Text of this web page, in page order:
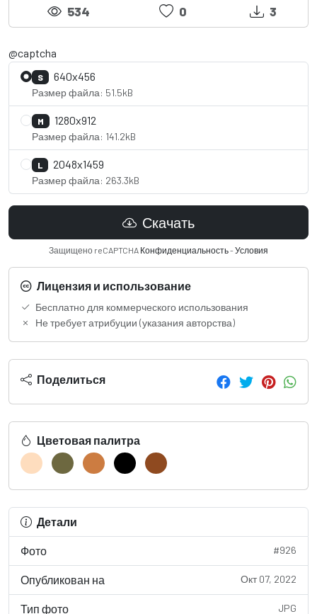
534 0 3
@captcha
S 640x456
Размер файла: 51.5kB
M 1280x912
Размер файла: 141.2kB
L 2048x1459
Размер файла: 263.3kB
Скачать
Защищено reCAPTCHA Конфиденциальность-Условия
Лицензия и использование
Бесплатно для коммерческого использования
Не требует атрибуции (указания авторства)
Поделиться
Цветовая палитра
Детали
Фото #926
Опубликован на Окт 07, 2022
Тип фото JPG